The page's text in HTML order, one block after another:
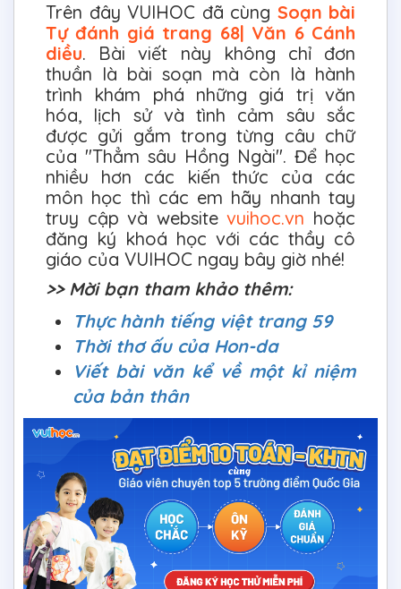
Trên đây VUIHOC đã cùng Soạn bài
Tự đánh giá trang 68| Văn 6 Cánh
diều. Bài viết này không chỉ đơn
thuần là bài soạn mà còn là hành
trình khám phá những giá trị văn
hóa, lịch sử và tình cảm sâu sắc
được gửi gắm trong từng câu chữ
của "Thẳm sâu Hồng Ngài". Để học
nhiều hơn các kiến thức của các
môn học thì các em hãy nhanh tay
truy cập và websitevuihoc.vn hoặc
đăng ký khoá học với các thầy cô
giáo của VUIHOC ngay bây giờ nhé!
>> Mời bạn tham khảo thêm:
Thực hành tiếng việt trang 59
Thời thơ ấu của Hon-da
Viết bài văn kể về một kỉ niệm
của bản thân